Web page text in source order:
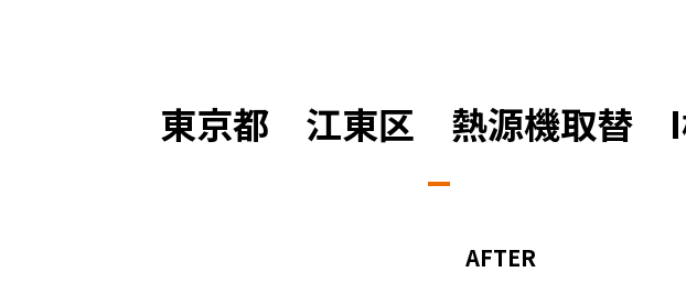
東京都 江東区 熱源機取替
AFTER